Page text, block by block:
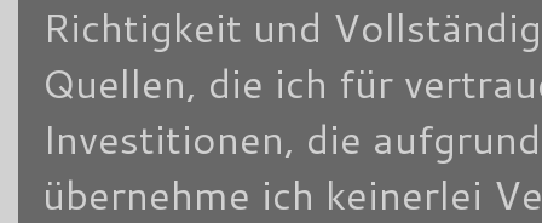
Richtigkeit und
Quellen, die ich für
Investitionen, die
übernehme ich keinerlei